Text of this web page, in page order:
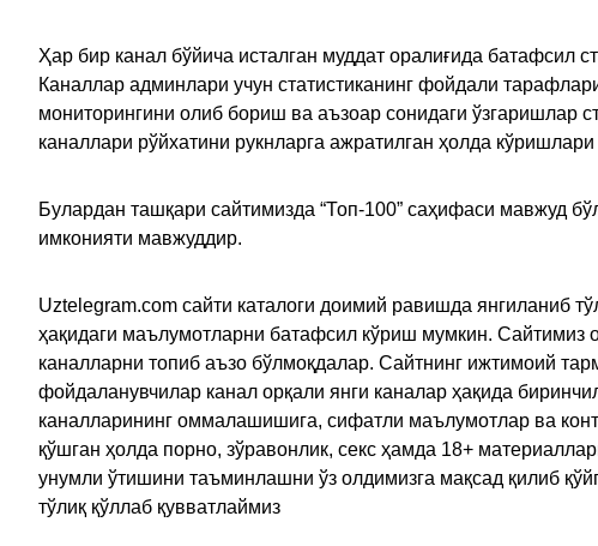
Ҳар бир канал бўйича исталган муддат оралиғида батафсил
Каналлар админлари учун статистиканинг фойдали
мониторингини олиб бориш ва аъзоар сонидаги ўзгаришлар
каналлари рўйхатини рукнларга ажратилган ҳолда
Булардан ташқари сайтимизда “Топ-100” саҳифаси мавжуд
имконияти мавжуддир.
Uztelegram.com сайти каталоги доимий равишда янгиланиб
ҳақидаги маълумотларни батафсил кўриш мумкин. Сайтимиз
каналларни топиб аъзо бўлмоқдалар. Сайтнинг ижтимоий
фойдаланувчилар канал орқали янги каналар ҳақида
каналларининг оммалашишига, сифатли маълумотлар ва
қўшган ҳолда порно, зўравонлик, секс ҳамда 18+
унумли ўтишини таъминлашни ўз олдимизга мақсад қилиб
тўлиқ қўллаб қувватлаймиз